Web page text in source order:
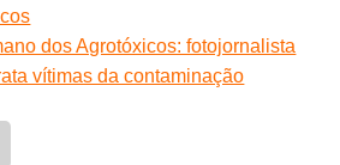
dos Agrotóxicos: fotojornalista
vítimas da contaminação